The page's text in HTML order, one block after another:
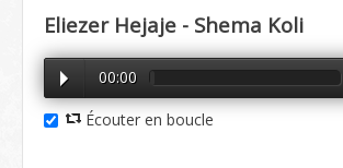
Eliezer Hejaje - Shema Koli
00:00
Écouter en boucle